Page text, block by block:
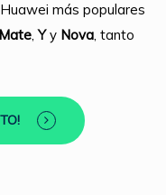
más populares
Mate,Yy Nova, tanto